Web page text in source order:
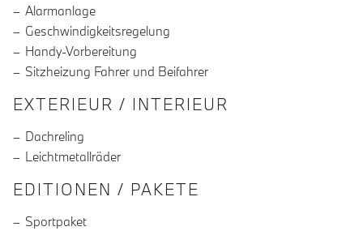
Alarmanlage
Geschwindigkeitsregelung
Handy-Vorbereitung
Sitzheizung Fahrer und Beifahrer
EXTERIEUR / INTERIEUR
Dachreling
Leichtmetallräder
EDITIONEN / PAKETE
Sportpaket